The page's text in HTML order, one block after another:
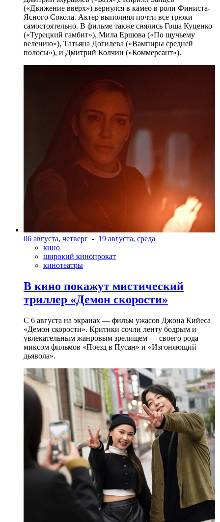
(«Движение вверх») вернулся в камео в роли Финиста-
Ясного Сокола. Актер выполнял почти все трюки
самостоятельно. В фильме также снялись Гоша Куценко
(«Турецкий гамбит»), Мила Ершова («По щучьему
велению»), Татьяна Догилева («Вампиры средней
полосы»), и Дмитрий Колчин («Коммерсант»).
06 августа, четверг - 19 августа, среда
кино
широкий кинопрокат
кинотеатры
В кино покажут мистический
триллер «Демон скорости»
С 6 августа на экранах — фильм ужасов Джона Кийеса
«Демон скорости». Критики сочли ленту бодрым и
увлекательным жанровым зрелищeм — своего рода
миксом фильмов «Поезд в Пусан» и «Изгоняющий
дьявола».